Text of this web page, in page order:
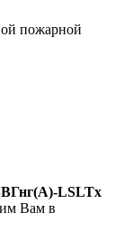
пожарной
LSLTx
Вам в